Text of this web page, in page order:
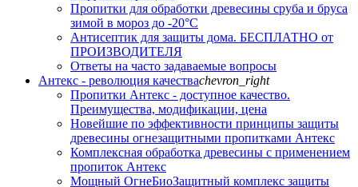
Пропитки для обработки древесины сруба и бруса
зимой в мороз до -20°С
Антисептик для защиты дома. БЕСПЛАТНО от
ПРОИЗВОДИТЕЛЯ
Ответы на часто задаваемые вопросы
Антекс - революция качестваchevron_right
Пропитки Антекс - доступное качество.
Преимущества, модификации, цена
Новейшие по эффективности принципы защиты
древесины огнезащитными пропитками Антекс
Комплексная обработка древесины с применением
пропиток Антекс
Мощный ОгнеБиоЗащитный комплекс защиты